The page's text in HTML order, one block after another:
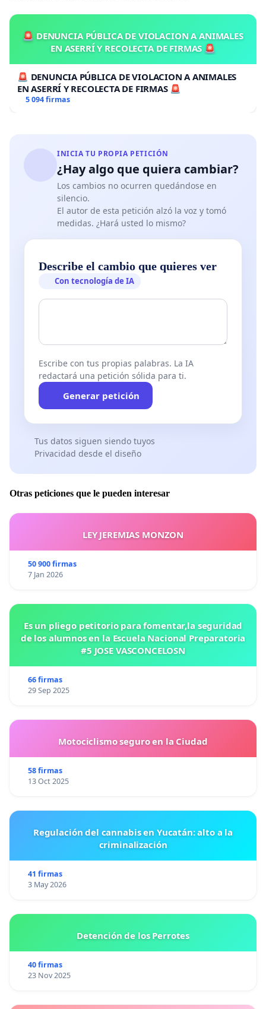
🚨 DENUNCIA PÚBLICA DE VIOLACION A ANIMALES
EN ASERRÍ Y RECOLECTA DE FIRMAS 🚨
🚨 DENUNCIA PÚBLICA DE VIOLACION A ANIMALES
EN ASERRÍ Y RECOLECTA DE FIRMAS 🚨
5 094 firmas
INICIA TU PROPIA PETICIÓN
¿Hay algo que quiera cambiar?
Los cambios no ocurren quedándose en
silencio.
El autor de esta petición alzó la voz y tomó
medidas. ¿Hará usted lo mismo?
Describe el cambio que quieres ver
Con tecnología de IA
Escribe con tus propias palabras. La IA
redactará una petición sólida para ti.
Generar petición
Tus datos siguen siendo tuyos
Privacidad desde el diseño
Otras peticiones que le pueden interesar
LEY JEREMIAS MONZON
50 900 firmas
7 Jan 2026
Es un pliego petitorio para fomentar,la seguridad
de los alumnos en la Escuela Nacional Preparatoria
#5 JOSE VASCONCELOSN
66 firmas
29 Sep 2025
Motociclismo seguro en la Ciudad
58 firmas
13 Oct 2025
Regulación del cannabis en Yucatán: alto a la
criminalización
41 firmas
3 May 2026
Detención de los Perrotes
40 firmas
23 Nov 2025